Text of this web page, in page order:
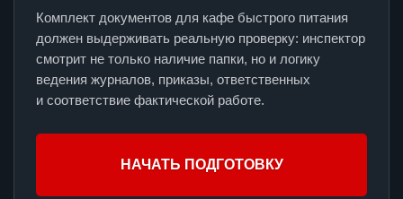
Комплект документов для кафе быстрого питания
должен выдерживать реальную проверку: инспектор
смотрит не только наличие папки, но и логику
ведения журналов, приказы, ответственных
и соответствие фактической работе.
НАЧАТЬ ПОДГОТОВКУ